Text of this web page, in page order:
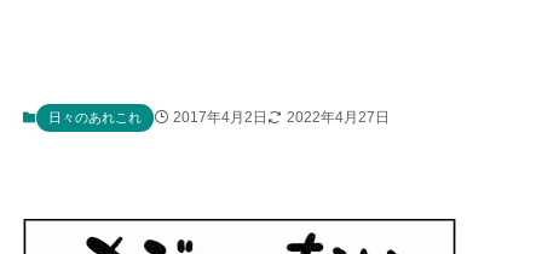
日々のあれこれ 2017年4月2日 2022年4月27日